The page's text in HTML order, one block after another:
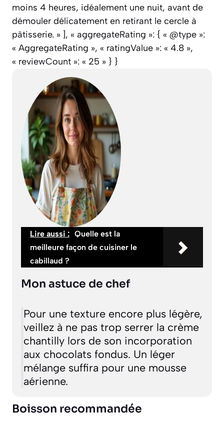
moins 4 heures, idéalement une nuit, avant de
démouler délicatement en retirant le cercle à
pâtisserie. » ], « aggregateRating »: { « @type »:
« AggregateRating », « ratingValue »: « 4.8 »,
« reviewCount »: « 25 » } }
Lire aussi : Quelle est la
meilleure façon de cuisiner le
cabillaud ?
Mon astuce de chef
Pour une texture encore plus légère,
veillez à ne pas trop serrer la crème
chantilly lors de son incorporation
aux chocolats fondus. Un léger
mélange suffira pour une mousse
aérienne.
Boisson recommandée